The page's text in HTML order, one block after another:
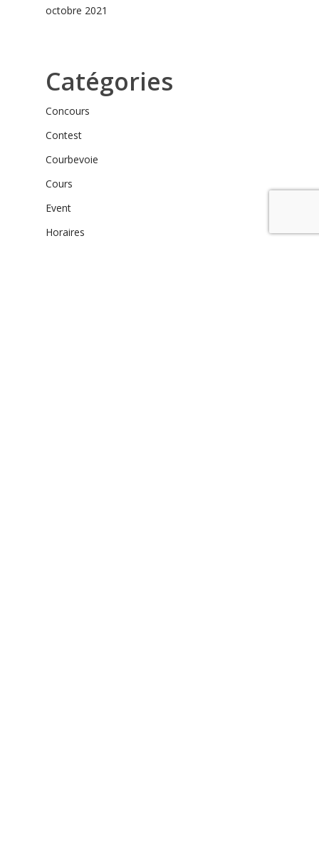
octobre 2021
Catégories
Concours
Contest
Courbevoie
Cours
Event
Horaires